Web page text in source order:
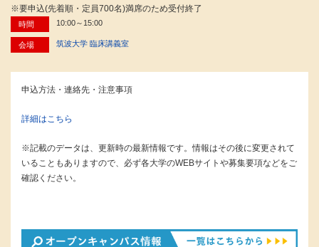
※要申込(先着順・定員700名)満席のため受付終了
時間 10:00～15:00
会場 筑波大学 臨床講義室
申込方法・連絡先・注意事項
詳細はこちら
※記載のデータは、更新時の最新情報です。情報はその後に変更されて
いることもありますので、必ず各大学のWEBサイトや募集要項などをご
確認ください。